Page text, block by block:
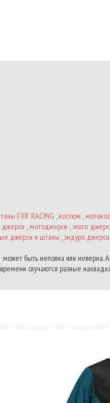
FXR RACING ,костюм ,
джерси , мотоджерси , мото
джерси и штаны ,эндуро
быть неполна или неверна.
случаются разные